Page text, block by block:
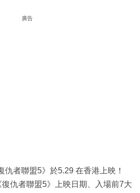
廣告
仇者聯盟5》於5.29 在香港上映！
仇者聯盟5》上映日期、入場前7大